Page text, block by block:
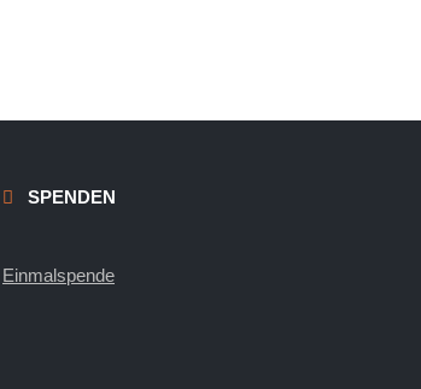
SPENDEN
Einmalspende